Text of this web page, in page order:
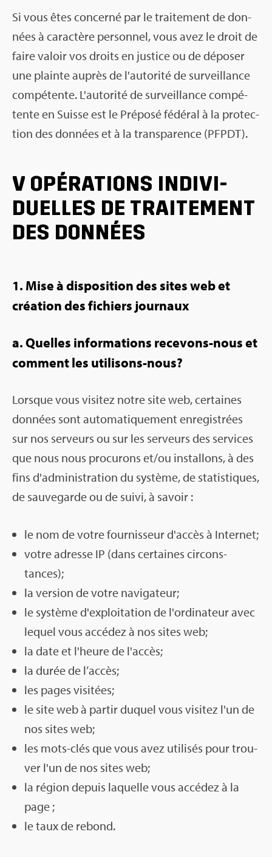
Si vous êtes concerné par le trai­te­ment de don­
nées à carac­tère per­son­nel, vous avez le droit de
faire valoir vos droits en jus­tice ou de dépo­ser
une plainte auprès de l'au­to­rité de sur­veillance
com­pé­tente. L'au­to­rité de sur­veillance com­pé­
tente en Suisse est le Pré­posé fédé­ral à la pro­tec­
tion des don­nées et à la trans­pa­rence (PFPDT).
V OPÉ­RA­TIONS INDI­VI­
DUELLES DE TRAI­TE­MENT
DES DON­NÉES
1. Mise à dis­po­si­tion des sites web et
créa­tion des fichiers jour­naux
a. Quelles infor­ma­tions rece­vons-nous et
com­ment les uti­li­sons-nous?
Lorsque vous visi­tez notre site web, cer­taines
don­nées sont auto­ma­ti­que­ment enre­gis­trées
sur nos ser­veurs ou sur les ser­veurs des ser­vices
que nous nous pro­cu­rons et/ou ins­tal­lons, à des
fins d'ad­mi­nis­tra­tion du sys­tème, de sta­tis­tiques,
de sau­ve­garde ou de suivi, à savoir :
le nom de votre four­nis­seur d'ac­cès à Inter­net;
votre adresse IP (dans cer­taines cir­cons­
tances);
la ver­sion de votre navi­ga­teur;
le sys­tème d'ex­ploi­ta­tion de l'or­di­na­teur avec
lequel vous accé­dez à nos sites web;
la date et l'heure de l'ac­cès;
la durée de l’ac­cès;
les pages visi­tées;
le site web à par­tir duquel vous visi­tez l'un de
nos sites web;
les mots-clés que vous avez uti­li­sés pour trou­
ver l'un de nos sites web;
la région depuis laquelle vous accé­dez à la
page ;
le taux de rebond.